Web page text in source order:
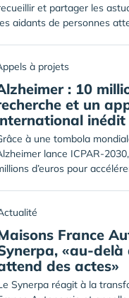
et partager les
aidants de personnes
à projets
: 10
et un
inédit
à une tombola
lance ICPAR-
d’euros pour
France
«au-delà
des actes»
Synerpa réagit à la